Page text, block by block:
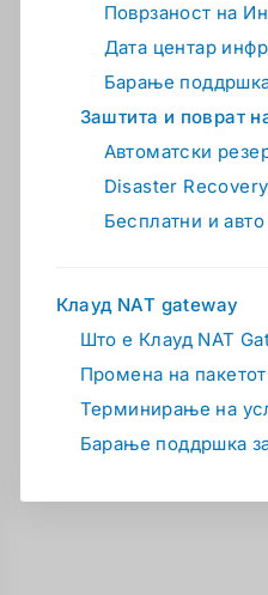
Поврзаност на
Дата центар
Барање
Заштита и поврат
Автоматски
Disaster Recovery
Бесплатни и
Клауд NAT gateway
Што е Клауд NAT
Промена на
Терминирање на
Барање поддршка